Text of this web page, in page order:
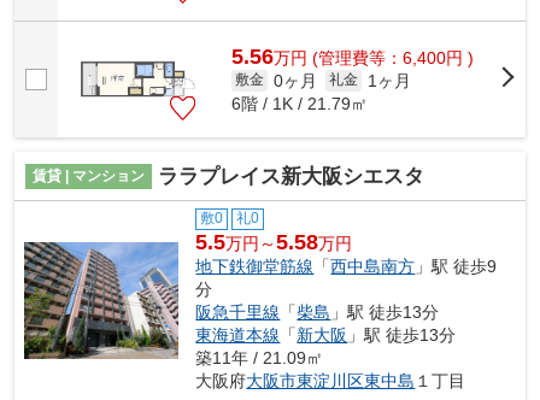
5.56万円 (管理費等：6,400円 )
敷金 0ヶ月 礼金
1ヶ月
6階 / 1K / 21.79㎡
賃貸 | マンション ララプレイス新大阪シエスタ
敷0 礼0
5.5万円～5.58万円
地下鉄御堂筋線 「西中島南方 」駅 徒歩9
分
阪急千里線 「柴島 」駅 徒歩13分
東海道本線 「新大阪 」駅 徒歩13分
築11年 / 21.09㎡
大阪府大阪市東淀川区東中島 １丁目